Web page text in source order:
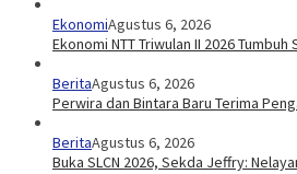
EkonomiAgustus 6, 2026
Ekonomi NTT Triwulan II 2026
BeritaAgustus 6, 2026
Perwira dan Bintara Baru Terima
BeritaAgustus 6, 2026
Buka SLCN 2026, Sekda Jeffry: